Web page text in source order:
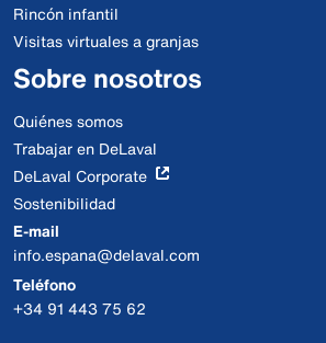
Rincón infantil
Visitas virtuales a granjas
Sobre nosotros
Quiénes somos
Trabajar en DeLaval
DeLaval Corporate
Sostenibilidad
E-mail
info.espana@delaval.com
Teléfono
+34 91 443 75 62